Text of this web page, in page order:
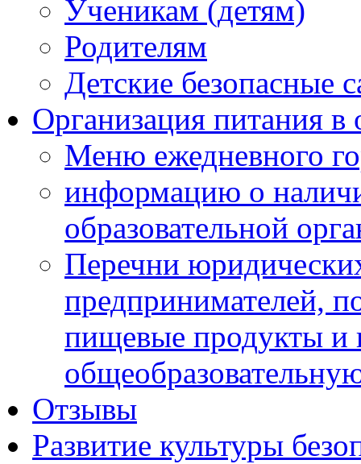
Ученикам (детям)
Родителям
Детские безопасные
Организация питания в
Меню ежедневного
информацию о
образовательной
Перечни
предпринимателей,
пищевые продукты и
Отзывы
Развитие культуры